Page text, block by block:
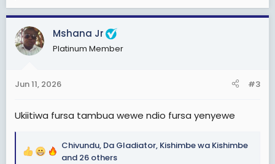
a
c
t
i
o
s
Mshana Jr
Platinum Member
Jun 11, 2026 #3
Ukiitiwa fursa tambua wewe ndio fursa yenyewe
R
Chivundu, Da Gladiator, Kishimbe wa Kishimbe
and 26 others